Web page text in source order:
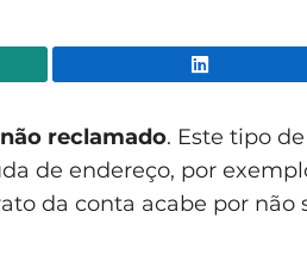
reclamado. Este tipo de
de endereço, por
da conta acabe por não